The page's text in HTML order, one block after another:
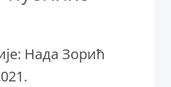
Нада Зорић